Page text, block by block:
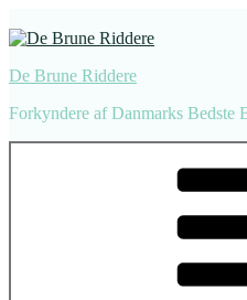
til
De Brune Riddere
Forkyndere af Danmarks Bedste